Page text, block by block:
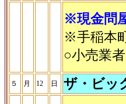
※現金問
※手稲本
○小売業
５ 月 12 日
ザ・ビッ